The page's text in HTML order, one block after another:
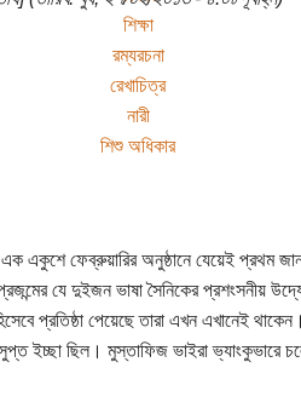
শিক্ষা
রম্যরচনা
রেখাচিত্র
নারী
শিশু অধিকার
একুশে ফেব্রুয়ারির অনুষ্ঠানে যেয়েই প্রথম
যে দুইজন ভাষা সৈনিকের প্রশংসনীয়
প্রতিষ্ঠা পেয়েছে তারা এখন এখানেই
সুপ্ত ইচ্ছা ছিল। মুস্তাফিজ ভাইরা ভ্যাংকুভারে